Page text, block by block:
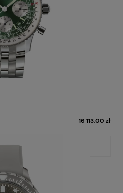
16 113,00 zł